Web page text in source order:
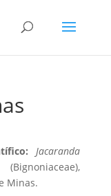
Jacaranda
Minas.